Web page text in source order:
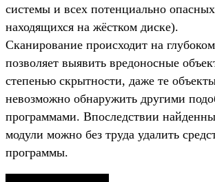
системы и всех потенциально
находящихся на жёстком диске).
Сканирование происходит на
позволяет выявить вредоносные
степенью скрытности, даже те
невозможно обнаружить другими
программами. Впоследствии
модули можно без труда удалить
программы.